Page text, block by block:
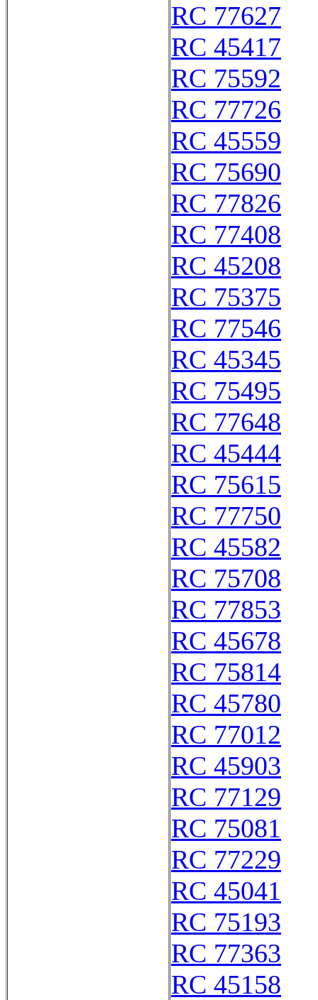
RC 77627
RC 45417
RC 75592
RC 77726
RC 45559
RC 75690
RC 77826
RC 77408
RC 45208
RC 75375
RC 77546
RC 45345
RC 75495
RC 77648
RC 45444
RC 75615
RC 77750
RC 45582
RC 75708
RC 77853
RC 45678
RC 75814
RC 45780
RC 77012
RC 45903
RC 77129
RC 75081
RC 77229
RC 45041
RC 75193
RC 77363
RC 45158